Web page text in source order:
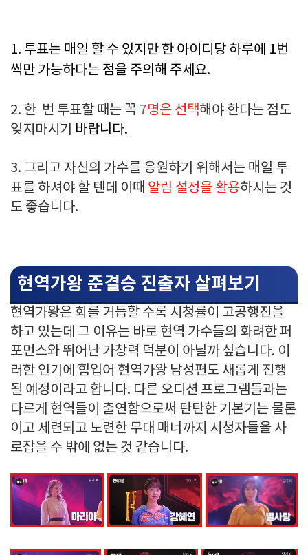
1. 투표는 매일 할 수 있지만 한 아이디당 하루에 1번
씩만 가능하다는 점을 주의해 주세요.
2. 한 번 투표할 때는 꼭 7명은 선택해야 한다는 점도
잊지마시기 바랍니다.
3. 그리고 자신의 가수를 응원하기 위해서는 매일 투
표를 하셔야 할 텐데 이때 알림 설정을 활용하시는 것
도 좋습니다.
현역가왕 준결승 진출자 살펴보기
현역가왕은 회를 거듭할 수록 시청률이 고공행진을
하고 있는데 그 이유는 바로 현역 가수들의 화려한 퍼
포먼스와 뛰어난 가창력 덕분이 아닐까 싶습니다. 이
러한 인기에 힘입어 현역가왕 남성편도 새롭게 진행
될 예정이라고 합니다. 다른 오디션 프로그램들과는
다르게 현역들이 출연함으로써 탄탄한 기본기는 물론
이고 세련되고 노련한 무대 매너까지 시청자들을 사
로잡을 수 밖에 없는 것 같습니다.